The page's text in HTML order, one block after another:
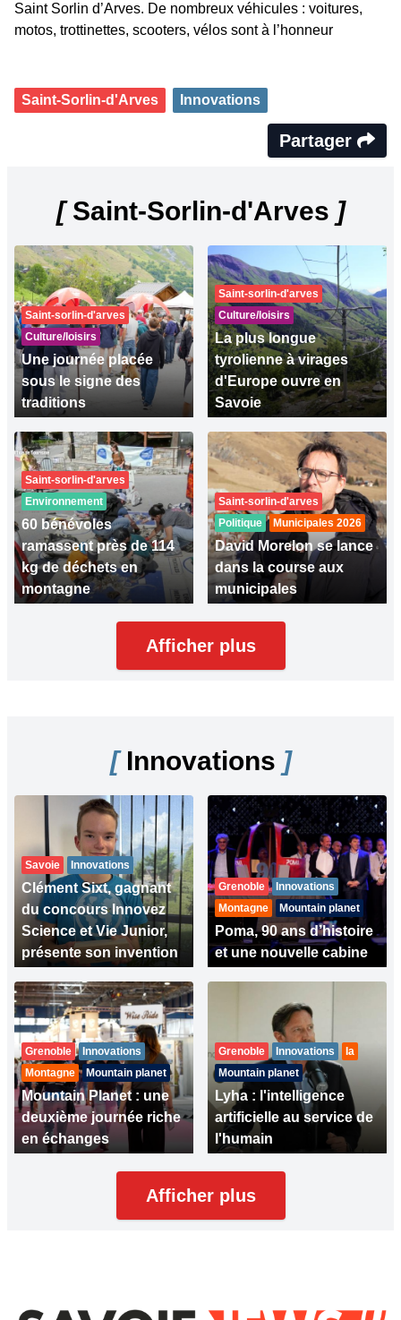
Saint Sorlin d’Arves. De nombreux véhicules : voitures,
motos, trottinettes, scooters, vélos sont à l’honneur
Saint-Sorlin-d'Arves Innovations
Partager
[Saint-Sorlin-d'Arves ]
Saint-sorlin-d'arves
Culture/loisirs
Une journée placée
sous le signe des
traditions
Saint-sorlin-d'arves
Culture/loisirs
La plus longue
tyrolienne à virages
d'Europe ouvre en
Savoie
Saint-sorlin-d'arves
Environnement
60 bénévoles
ramassent près de 114
kg de déchets en
montagne
Saint-sorlin-d'arves
Politique
Municipales 2026
David Morelon se lance
dans la course aux
municipales
Afficher plus
[Innovations ]
Savoie Innovations
Clément Sixt, gagnant
du concours Innovez
Science et Vie Junior,
présente son invention
Grenoble
Innovations
Montagne
Mountain planet
Poma, 90 ans d’histoire
et une nouvelle cabine
Grenoble
Innovations
Montagne
Mountain planet
Mountain Planet : une
deuxième journée riche
en échanges
Grenoble Innovations
Ia
Mountain planet
Lyha : l'intelligence
artificielle au service de
l'humain
Afficher plus